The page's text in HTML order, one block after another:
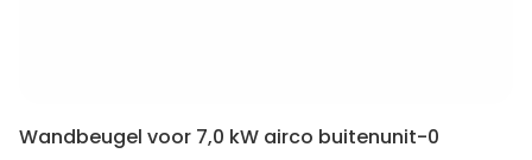
Wandbeugel voor 7,0 kW airco buitenunit-0